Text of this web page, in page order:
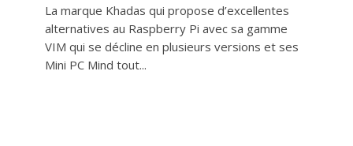
La marque Khadas qui propose d’excellentes
alternatives au Raspberry Pi avec sa gamme
VIM qui se décline en plusieurs versions et ses
Mini PC Mind tout...